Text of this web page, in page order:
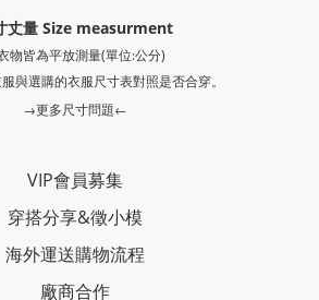
丈量 Size measurment
物皆為平放測量(單位:公分)
與選購的衣服尺寸表對照是否合穿。
→更多尺寸問題←
VIP會員募集
穿搭分享&徵小模
海外運送購物流程
廠商合作